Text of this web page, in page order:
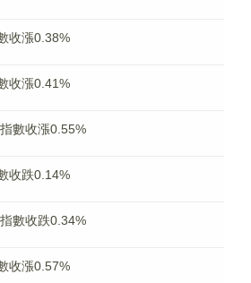
收漲0.38%
收漲0.41%
數收漲0.55%
收跌0.14%
數收跌0.34%
收漲0.57%